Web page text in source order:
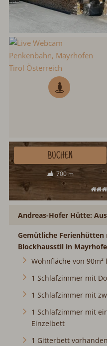
700 m
BUCHEN
Andreas-Hofer Hütte:
Gemütliche
Blockhausstil in
Wohnfläche von 90m²
1 Schlafzimmer mit
1 Schlafzimmer mit
1 Schlafzimmer mit
Einzelbett
1 Gitterbett